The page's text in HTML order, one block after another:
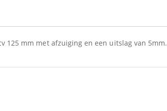
125 mm met afzuiging en een uitslag van 5mm.